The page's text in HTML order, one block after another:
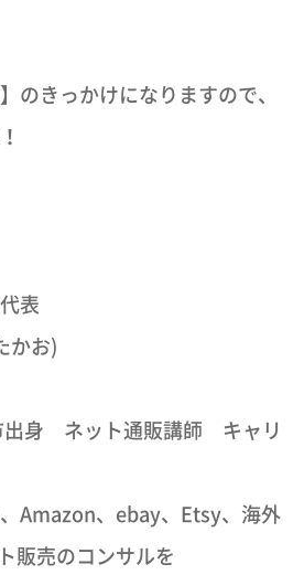
のきっかけになりますので、
表
かお)
出身 ネット通販講師 キャリ
Amazon、ebay、Etsy、海外
販売のコンサルを